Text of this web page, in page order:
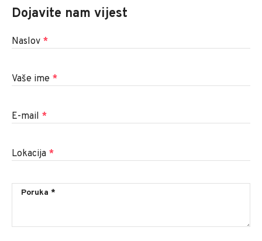
Dojavite nam vijest
Naslov *
Vaše ime *
E-mail *
Lokacija *